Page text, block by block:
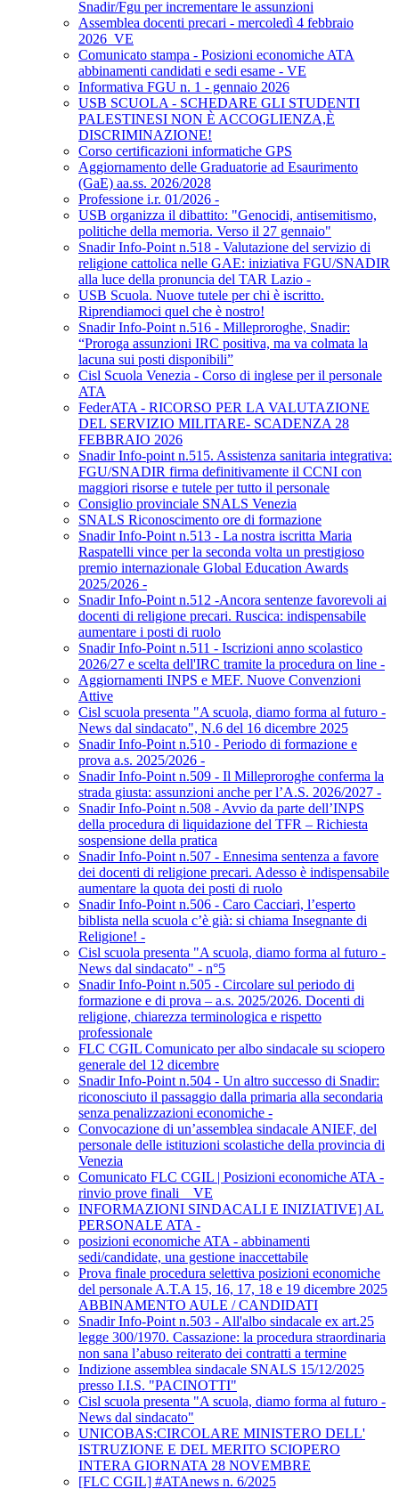
Snadir/Fgu per incrementare le assunzioni
Assemblea docenti precari - mercoledì 4 febbraio
2026_VE
Comunicato stampa - Posizioni economiche ATA
abbinamenti candidati e sedi esame - VE
Informativa FGU n. 1 - gennaio 2026
USB SCUOLA - SCHEDARE GLI STUDENTI
PALESTINESI NON È ACCOGLIENZA,È
DISCRIMINAZIONE!
Corso certificazioni informatiche GPS
Aggiornamento delle Graduatorie ad Esaurimento
(GaE) aa.ss. 2026/2028
Professione i.r. 01/2026 -
USB organizza il dibattito: "Genocidi, antisemitismo,
politiche della memoria. Verso il 27 gennaio"
Snadir Info-Point n.518 - Valutazione del servizio di
religione cattolica nelle GAE: iniziativa FGU/SNADIR
alla luce della pronuncia del TAR Lazio -
USB Scuola. Nuove tutele per chi è iscritto.
Riprendiamoci quel che è nostro!
Snadir Info-Point n.516 - Milleproroghe, Snadir:
“Proroga assunzioni IRC positiva, ma va colmata la
lacuna sui posti disponibili”
Cisl Scuola Venezia - Corso di inglese per il personale
ATA
FederATA - RICORSO PER LA VALUTAZIONE
DEL SERVIZIO MILITARE- SCADENZA 28
FEBBRAIO 2026
Snadir Info-point n.515. Assistenza sanitaria integrativa:
FGU/SNADIR firma definitivamente il CCNI con
maggiori risorse e tutele per tutto il personale
Consiglio provinciale SNALS Venezia
SNALS Riconoscimento ore di formazione
Snadir Info-Point n.513 - La nostra iscritta Maria
Raspatelli vince per la seconda volta un prestigioso
premio internazionale Global Education Awards
2025/2026 -
Snadir Info-Point n.512 -Ancora sentenze favorevoli ai
docenti di religione precari. Ruscica: indispensabile
aumentare i posti di ruolo
Snadir Info-Point n.511 - Iscrizioni anno scolastico
2026/27 e scelta dell'IRC tramite la procedura on line -
Aggiornamenti INPS e MEF. Nuove Convenzioni
Attive
Cisl scuola presenta "A scuola, diamo forma al futuro -
News dal sindacato", N.6 del 16 dicembre 2025
Snadir Info-Point n.510 - Periodo di formazione e
prova a.s. 2025/2026 -
Snadir Info-Point n.509 - Il Milleproroghe conferma la
strada giusta: assunzioni anche per l’A.S. 2026/2027 -
Snadir Info-Point n.508 - Avvio da parte dell’INPS
della procedura di liquidazione del TFR – Richiesta
sospensione della pratica
Snadir Info-Point n.507 - Ennesima sentenza a favore
dei docenti di religione precari. Adesso è indispensabile
aumentare la quota dei posti di ruolo
Snadir Info-Point n.506 - Caro Cacciari, l’esperto
biblista nella scuola c’è già: si chiama Insegnante di
Religione! -
Cisl scuola presenta "A scuola, diamo forma al futuro -
News dal sindacato" - n°5
Snadir Info-Point n.505 - Circolare sul periodo di
formazione e di prova – a.s. 2025/2026. Docenti di
religione, chiarezza terminologica e rispetto
professionale
FLC CGIL Comunicato per albo sindacale su sciopero
generale del 12 dicembre
Snadir Info-Point n.504 - Un altro successo di Snadir:
riconosciuto il passaggio dalla primaria alla secondaria
senza penalizzazioni economiche -
Convocazione di un’assemblea sindacale ANIEF, del
personale delle istituzioni scolastiche della provincia di
Venezia
Comunicato FLC CGIL | Posizioni economiche ATA -
rinvio prove finali _ VE
INFORMAZIONI SINDACALI E INIZIATIVE] AL
PERSONALE ATA -
posizioni economiche ATA - abbinamenti
sedi/candidate, una gestione inaccettabile
Prova finale procedura selettiva posizioni economiche
del personale A.T.A 15, 16, 17, 18 e 19 dicembre 2025
ABBINAMENTO AULE / CANDIDATI
Snadir Info-Point n.503 - All'albo sindacale ex art.25
legge 300/1970. Cassazione: la procedura straordinaria
non sana l’abuso reiterato dei contratti a termine
Indizione assemblea sindacale SNALS 15/12/2025
presso I.I.S. "PACINOTTI"
Cisl scuola presenta "A scuola, diamo forma al futuro -
News dal sindacato"
UNICOBAS:CIRCOLARE MINISTERO DELL'
ISTRUZIONE E DEL MERITO SCIOPERO
INTERA GIORNATA 28 NOVEMBRE
[FLC CGIL] #ATAnews n. 6/2025